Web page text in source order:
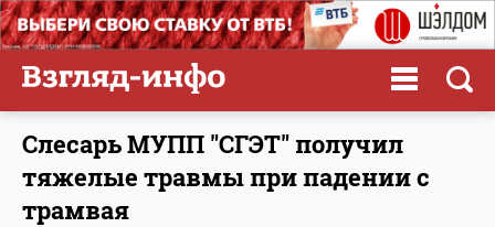
Слесарь МУПП "СГЭТ" получил
тяжелые травмы при падении с
трамвая